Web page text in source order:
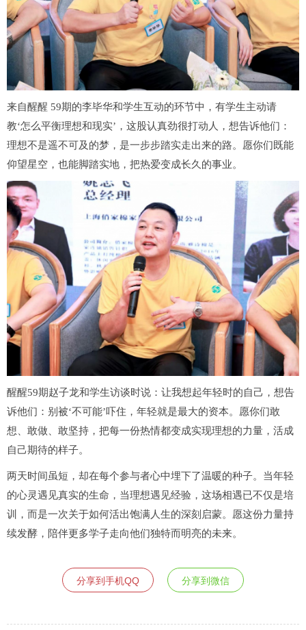
来自醒醒 59期的李毕华和学生互动的环节中，有学生主动请
教‘怎么平衡理想和现实’，这股认真劲很打动人，想告诉他们：
理想不是遥不可及的梦，是一步步踏实走出来的路。愿你们既能
仰望星空，也能脚踏实地，把热爱变成长久的事业。
醒醒59期赵子龙和学生访谈时说：让我想起年轻时的自己，想告
诉他们：别被‘不可能’吓住，年轻就是最大的资本。愿你们敢
想、敢做、敢坚持，把每一份热情都变成实现理想的力量，活成
自己期待的样子。
两天时间虽短，却在每个参与者心中埋下了温暖的种子。当年轻
的心灵遇见真实的生命，当理想遇见经验，这场相遇已不仅是培
训，而是一次关于如何活出饱满人生的深刻启蒙。愿这份力量持
续发酵，陪伴更多学子走向他们独特而明亮的未来。
分享到手机QQ 分享到微信